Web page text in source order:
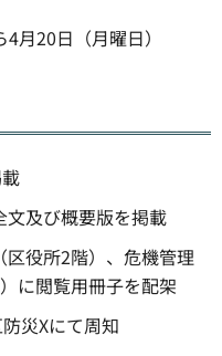
月20日（月曜日）
文及び概要版を掲載
役所2階）、危機管理
に閲覧用冊子を配架
災Xにて周知